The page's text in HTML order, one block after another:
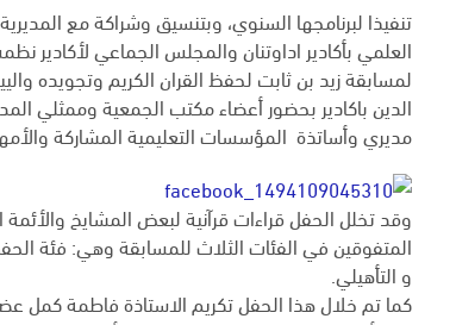
تنفيذا لبرنامجها السنوي، وبتنسيق وشراكة مع
العلمي بأكادير اداوتنان والمجلس الجماعي لأكادير
الدين باكادير بحضور أعضاء مكتب الجمعية وممثلي
مديري وأساتذة المؤسسات التعليمية المشاركة
وقد تخلل الحفل قراءات قرآنية لبعض المشايخ والأئمة
المتفوقين في الفئات الثلاث للمسابقة وهي: فئة
و التأهيلي.
كما تم خلال هذا الحفل تكريم الاستاذة فاطمة كمل